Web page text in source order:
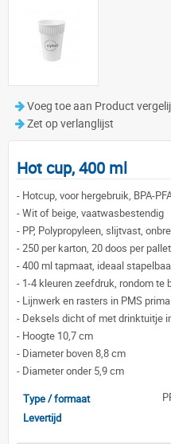
Voeg toe aan Product
Zet op verlanglijst
Hot cup, 400 ml
- Hotcup, voor hergebruik, BPA-
-Wit of beige, vaatwasbestendig
- PP, Polypropyleen, slijtvast,
-250 per karton, 20 doos per
-400 ml tapmaat, ideaal
- 1-4 kleuren zeefdruk, rondom te
- Lijnwerk en rasters in PMS
- Deksels dicht of met drinktuitje
- Hoogte 10,7 cm
- Diameter boven 8,8 cm
- Diameter onder 5,9 cm
Type / formaat
Levertijd